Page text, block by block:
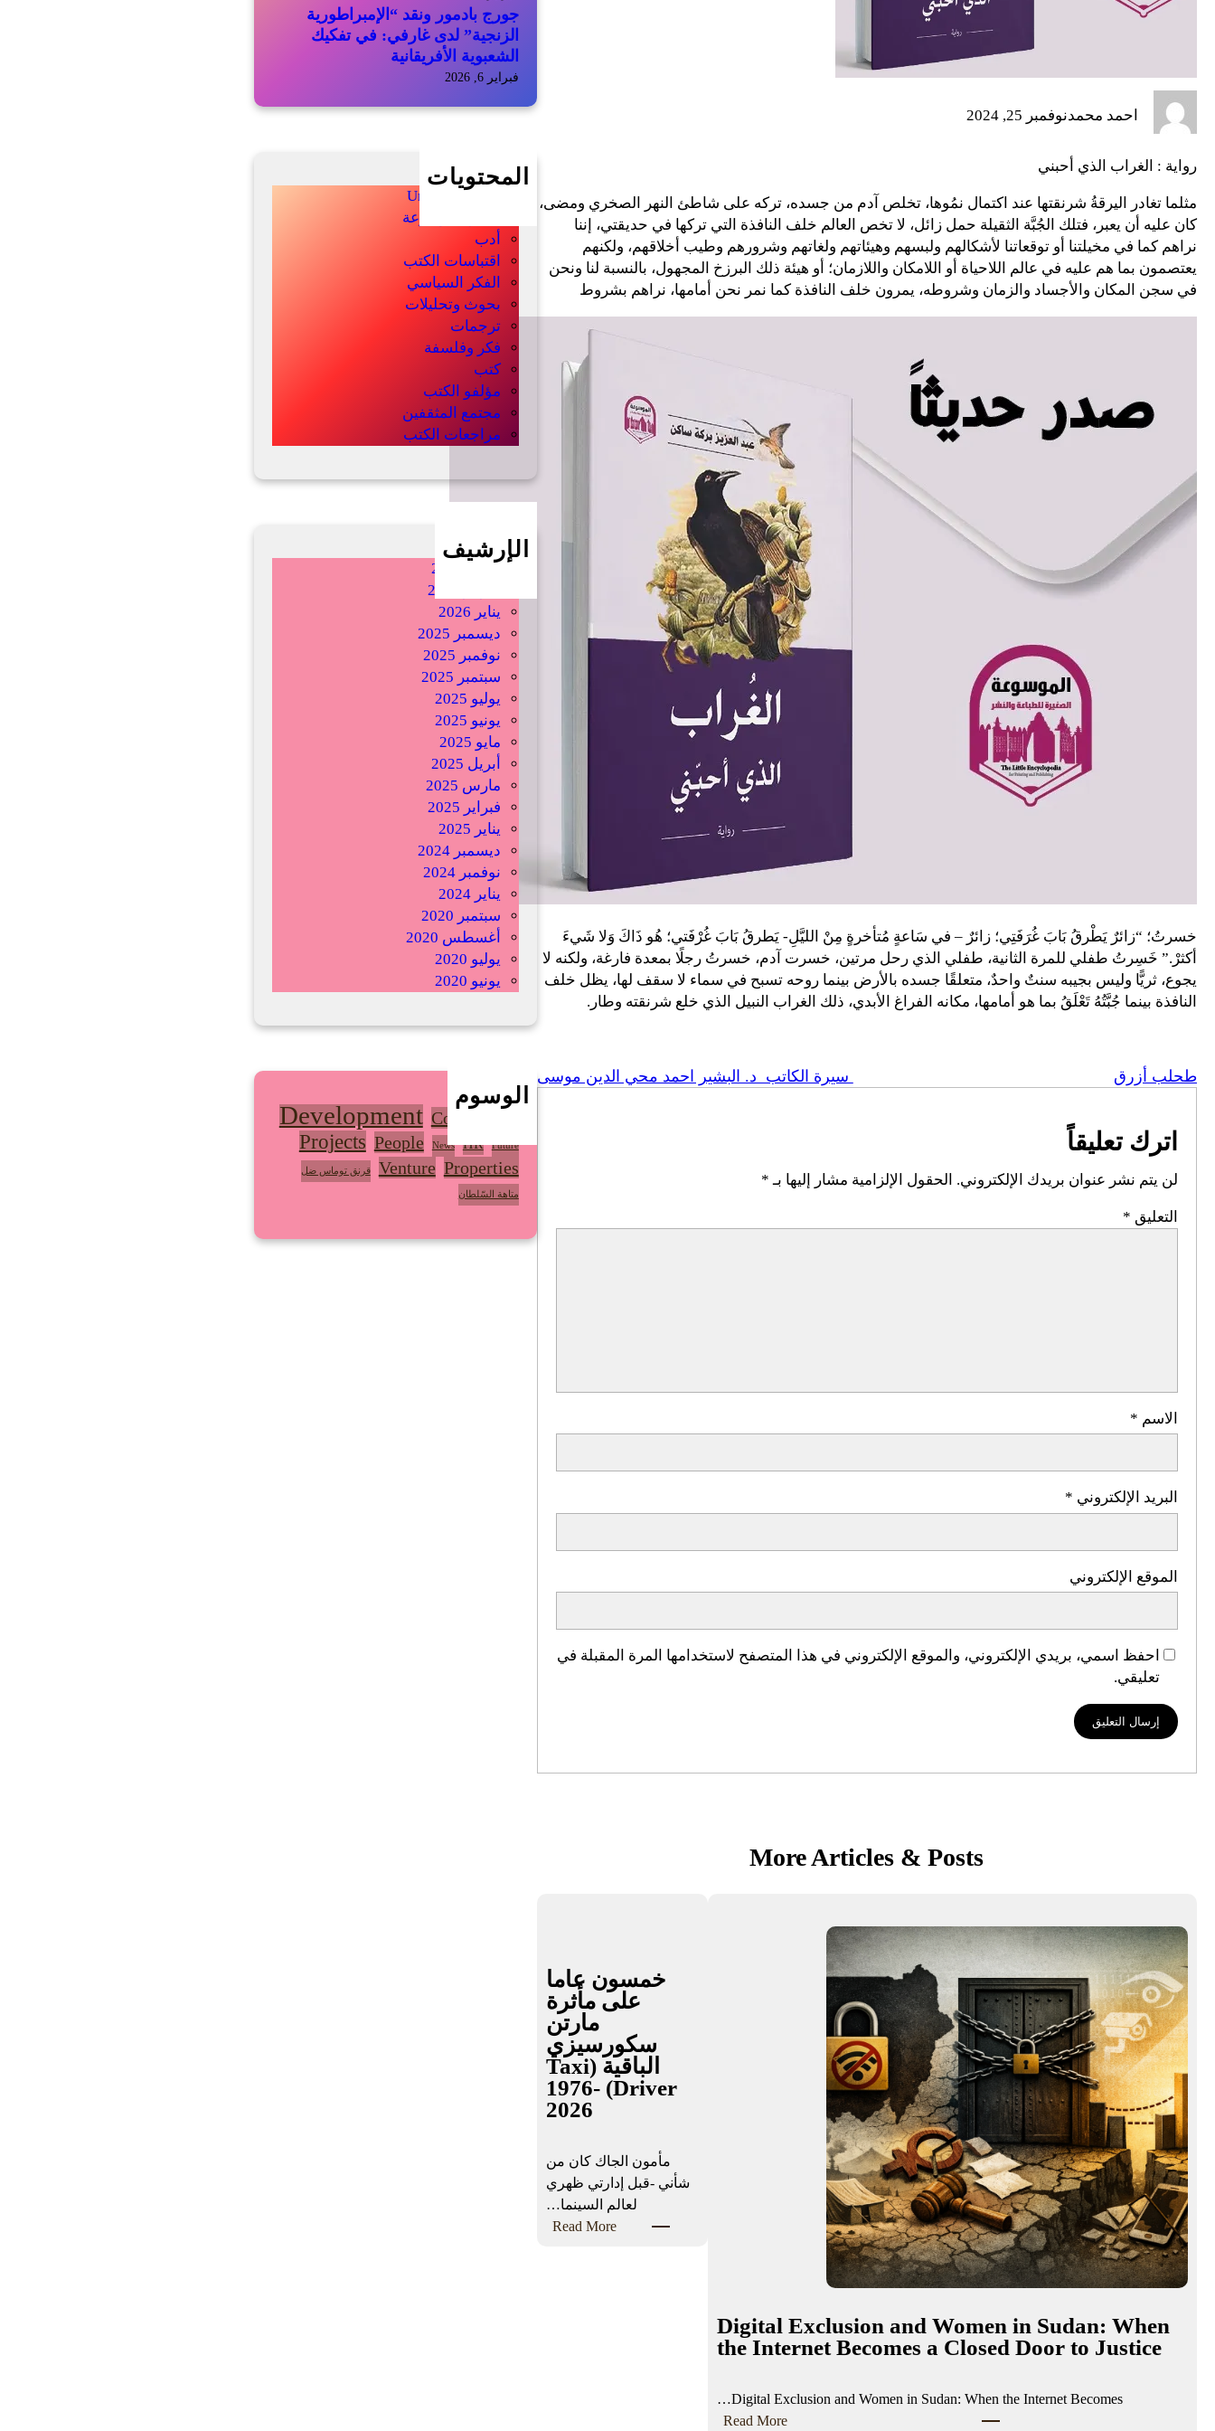
احمد محمدنوفمبر 25, 2024
رواية : الغراب الذي أحبني
مثلما تغادر اليرقةُ شرنقتها عند اكتمال نمُوها، تخلص آدم من جسده، تركه على شاطئ النهر الصخري ومضى،
كان عليه أن يعبر، فتلك الجُبَّة الثقيلة حمل زائل، لا تخص العالم خلف النافذة التي تركها في حديقتي، إننا
نراهم كما في مخيلتنا أو توقعاتنا لأشكالهم ولبسهم وهيئاتهم ولغاتهم وشرورهم وطيب أخلاقهم، ولكنهم
يعتصمون بما هم عليه في عالم اللاحياة أو اللامكان واللازمان؛ أو هيئة ذلك البرزخ المجهول، بالنسبة لنا ونحن
في سجن المكان والأجساد والزمان وشروطه، يمرون خلف النافذة كما نمر نحن أمامها، نراهم بشروط
خسرتُ؛ “زائرٌ يَطْرقُ بَابَ غُرَفَتِي؛ زائرٌ – في سَاعةٍ مُتأخرةٍ مِنْ الليَّلِ- يَطرقُ بَابَ غُرْفَتي؛ هُو ذَاكَ وَلا شَيءَ
أكثرْ.” خَسِرتُ طفلي للمرة الثانية، طفلي الذي رحل مرتين، خسرت آدم، خسرتُ رجلًا بمعدة فارغة، ولكنه لا
يجوع، ثريًّا وليس بجيبه سنتٌ واحدٌ، متعلقًا جسده بالأرض بينما روحه تسبح في سماء لا سقف لها، يظل خلف
النافذة بينما جُبَّتُهُ تَعْلَقُ بما هو أمامها، مكانه الفراغ الأبدي، ذلك الغراب النبيل الذي خلع شرنقته وطار.
طحلب أزرق سيرة الكاتب د. البشير احمد محي الدين موسى
اترك تعليقاً
لن يتم نشر عنوان بريدك الإلكتروني. الحقول الإلزامية مشار إليها بـ *
التعليق *
الاسم *
البريد الإلكتروني *
الموقع الإلكتروني
احفظ اسمي، بريدي الإلكتروني، والموقع الإلكتروني في هذا المتصفح لاستخدامها المرة المقبلة في
تعليقي.
More Articles & Posts
Digital Exclusion and Women in Sudan: When
the Internet Becomes a Closed Door to Justice
Digital Exclusion and Women in Sudan: When the Internet Becomes…
Read More
:
خمسون عاما
على مأثرة
مارتن
سكورسيزي
الباقية (Taxi
Driver) 1976-
2026
مأمون الجاك كان من
شأني -قبل إدارتي ظهري
لعالم السينما…
Read More
:
جورج بادمور ونقد “الإمبراطورية
الزنجية” لدى غارفي: في تفكيك
الشعبوية الأفريقانية
فبراير 6, 2026
المحتويات
Uncategorized
أخبار الموسوعة
أدب
اقتباسات الكتب
الفكر السياسي
بحوث وتحليلات
ترجمات
فكر وفلسفة
كتب
مؤلفو الكتب
مجتمع المثقفين
مراجعات الكتب
الإرشيف
أبريل 2026
يناير 2026
ديسمبر 2025
نوفمبر 2025
سبتمبر 2025
يوليو 2025
يونيو 2025
مايو 2025
أبريل 2025
مارس 2025
فبراير 2025
يناير 2025
ديسمبر 2024
نوفمبر 2024
يناير 2024
سبتمبر 2020
أغسطس 2020
يوليو 2020
يونيو 2020
الوسوم
Community
Development
Future
HR
News
People
Projects
Properties
Venture قرنق توماس ضل
متاهة السّلطان